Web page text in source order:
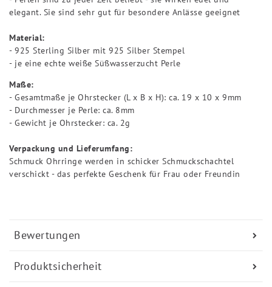
Bewertungen
Produktsicherheit
elegant. Sie sind sehr gut für besondere Anlässe geeignet
Material:
- 925 Sterling Silber mit 925 Silber Stempel
- je eine echte weiße Süßwasserzucht Perle
Maße:
- Gesamtmaße je Ohrstecker (L x B x H): ca. 19 x 10 x 9mm
- Durchmesser je Perle: ca. 8mm
- Gewicht je Ohrstecker: ca. 2g
Verpackung und Lieferumfang:
Schmuck Ohrringe werden in schicker Schmuckschachtel
verschickt - das perfekte Geschenk für Frau oder Freundin